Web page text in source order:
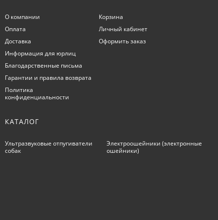
О компании
Оплата
Доставка
Информация для юрлиц
Благодарственные письма
Гарантии и правила возврата
Политика
конфиденциальности
Корзина
Личный кабинет
Оформить заказ
КАТАЛОГ
Ультразвуковые отпугиватели
собак
Электроошейники (электронные
ошейники)